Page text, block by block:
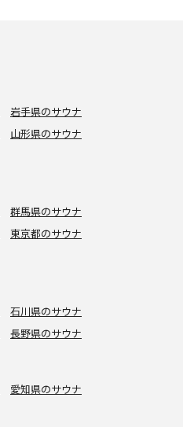
岩手県のサウナ
山形県のサウナ
群馬県のサウナ
東京都のサウナ
石川県のサウナ
長野県のサウナ
愛知県のサウナ